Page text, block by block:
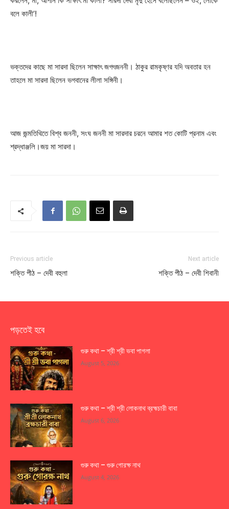
বলে কালী’!
ভক্তদের কাছে মা সারদা ছিলেন সাক্ষাৎ জগৎজননী। ঠাকুর রামকৃষ্ণর যদি অবতার হন
তাহলে মা সারদা ছিলেন ভগবানের লীলা সঙ্গিনী।
আজ জন্মতিথিতে বিশ্ব জননী, সংঘ জননী মা সারদার চরনে আমার শত কোটি প্রনাম এবং
শ্রদ্ধাঞ্জলি।জয় মা সারদা।
Previous article
শক্তি পীঠ – দেবী বহুলা
Next article
শক্তি পীঠ – দেবী শিবানী
পড়তেই হবে
গুরু কথা – শ্রী শ্রী ভবা পাগলা
August 5, 2026
গুরু কথা – শ্রী শ্রী লোকনাথ ব্রহ্মচারী বাবা
August 6, 2026
গুরু কথা – গুরু গোরক্ষ নাথ
August 4, 2026